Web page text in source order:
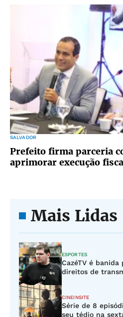
SALVADOR
Prefeito firma parceria
aprimorar execução
Mais Lidas
ESPORTES
CazéTV é banida
direitos de
CINEINSITE
Série de 8
seu tédio na